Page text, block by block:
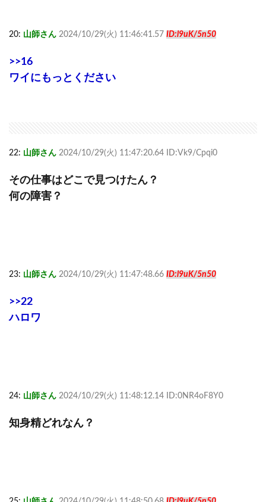
20: 山師さん 2024/10/29(火) 11:46:41.57 ID:l9uK/5n50
>>16
ワイにもっとください
22: 山師さん 2024/10/29(火) 11:47:20.64 ID:Vk9/Cpqi0
その仕事はどこで見つけたん？
何の障害？
23: 山師さん 2024/10/29(火) 11:47:48.66 ID:l9uK/5n50
>>22
ハロワ
24: 山師さん 2024/10/29(火) 11:48:12.14 ID:0NR4oF8Y0
知身精どれなん？